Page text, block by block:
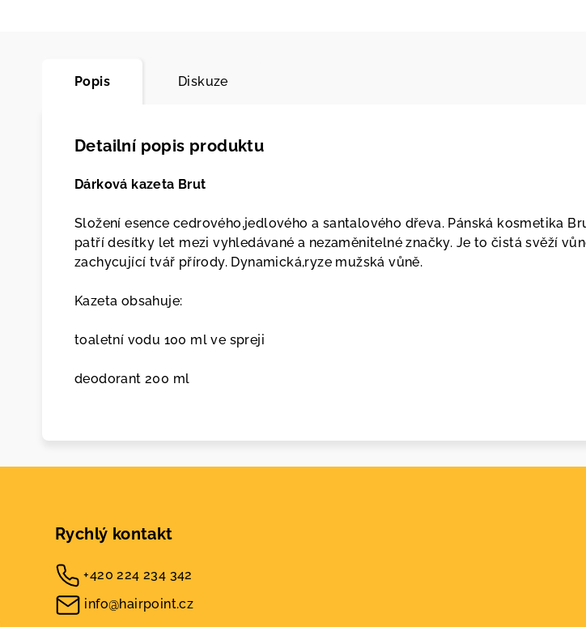
Popis Diskuze
Detailní popis produktu
Dárková kazeta Brut
Složení esence cedrového,jedlového a santalového dřeva. Pánská kosmetika
patří desítky let mezi vyhledávané a nezaměnitelné značky. Je to čistá svěží
zachycující tvář přírody. Dynamická,ryze mužská vůně.
Kazeta obsahuje:
toaletní vodu 100 ml ve spreji
deodorant 200 ml
Rychlý kontakt
+420 224 234 342
info@hairpoint.cz